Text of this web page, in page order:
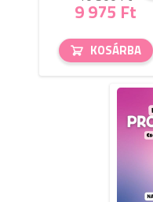
9 975 Ft
KOSÁRBA